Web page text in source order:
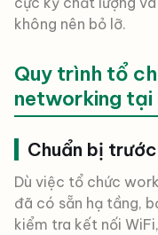
không nên bỏ lỡ.
Quy trình tổ
networking tại
Chuẩn bị
Dù việc tổ chức
đã có sẵn hạ tầng,
kiểm tra kết nối